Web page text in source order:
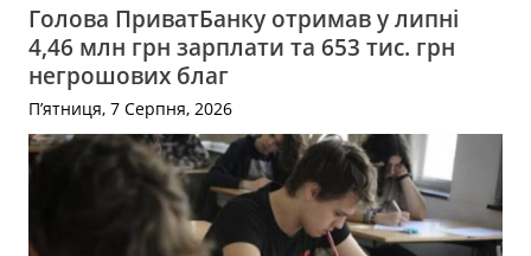
Голова ПриватБанку отримав у липні
4,46 млн грн зарплати та 653 тис. грн
негрошових благ
П’ятниця, 7 Серпня, 2026